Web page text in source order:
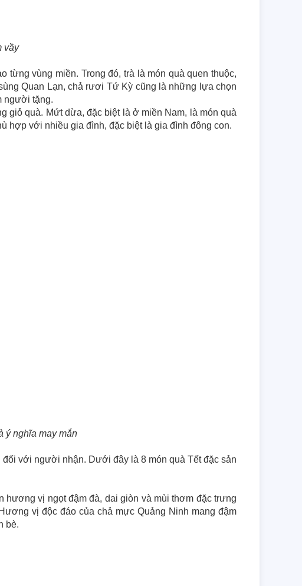
vầy
vùng miền. Trong đó, trà là món quà quen thuộc,
Quan Lạn, chả rươi Tứ Kỳ cũng là những lựa chọn
người tặng.
giỏ quà. Mứt dừa, đặc biệt là ở miền Nam, là món quà
hợp với nhiều gia đình, đặc biệt là gia đình đông con.
ý nghĩa may mắn
với người nhận. Dưới đây là 8 món quà Tết đặc sản
vị ngọt đậm đà, dai giòn và mùi thơm đặc trưng
vị độc đáo của chả mực Quảng Ninh mang đậm
bè.